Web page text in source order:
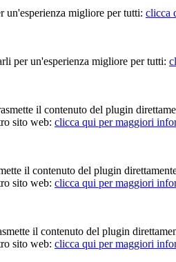
migliore per tutti: clicca
per un'esperienza migliore per tutti:
il contenuto del plugin
sito web: clicca qui per maggiori
il contenuto del plugin
sito web: clicca qui per maggiori
il contenuto del plugin
sito web: clicca qui per maggiori